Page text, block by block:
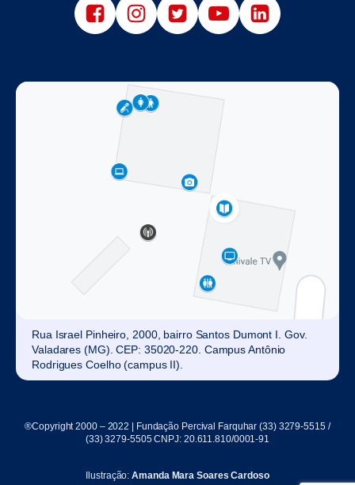
Rua Israel Pinheiro, 2000, bairro Santos Dumont I. Gov.
Valadares (MG). CEP: 35020-220. Campus Antônio
Rodrigues Coelho (campus II).
®Copyright 2000 – 2022 | Fundação Percival Farquhar (33) 3279-5515 /
(33) 3279-5505 CNPJ: 20.611.810/0001-91
Ilustração:Amanda Mara Soares Cardoso